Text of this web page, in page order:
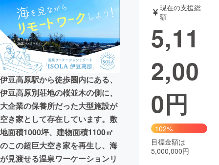
テクノロジー・ガジェット ゲーム・サ
映像・映画 書籍・雑誌
ビジネス・起業
まちづくり・地域活性化
CAMPFIRE for Social Good
CAMPFIRE Creation
CAMPFIREふるさと納税
コミュニティ
伊豆高原駅から徒歩圏内にある、
伊豆高原別荘地の桜並木の側に、
大企業の保養所だった大型施設が
空き家として存在しています。敷
地面積1000坪、建物面積1100㎡
のこの超巨大空き家を再生し、海
が見渡せる温泉ワーケーションリ
現在の支援総
額
5,11
2,00
0円
102%
目標金額は
5,000,000円